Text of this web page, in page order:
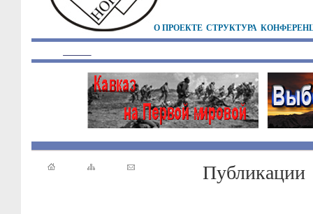
О ПРОЕКТЕ СТРУКТУРА
Публикации